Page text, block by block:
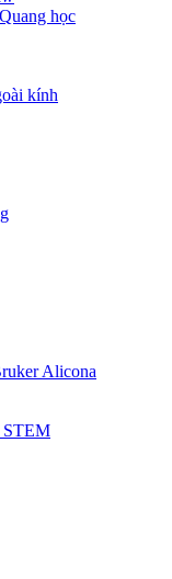
học
kính
Alicona
STEM